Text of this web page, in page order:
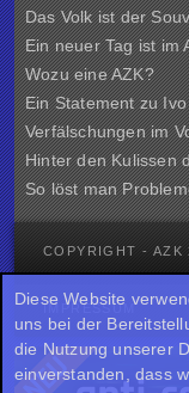
Das Volk ist der
Ein neuer Tag ist im
Wozu eine AZK?
Ein Statement zu
Verfälschungen im
Hinter den Kulissen
So löst man
COPYRIGHT - AZK
IMPRESSUM
Diese Website
uns bei der
die Nutzung unserer
einverstanden, dass